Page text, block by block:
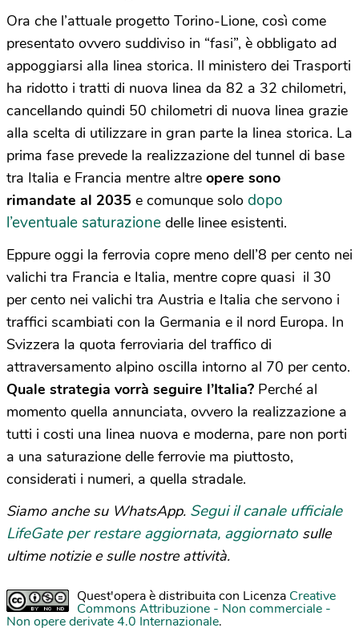
Ora che l’attuale progetto Torino-Lione, così come
presentato ovvero suddiviso in “fasi”, è obbligato ad
appoggiarsi alla linea storica. Il ministero dei Trasporti
ha ridotto i tratti di nuova linea da 82 a 32 chilometri,
cancellando quindi 50 chilometri di nuova linea grazie
alla scelta di utilizzare in gran parte la linea storica. La
prima fase prevede la realizzazione del tunnel di base
tra Italia e Francia mentre altre opere sono
rimandate al 2035 e comunque solo dopo
l’eventuale saturazione delle linee esistenti.
Eppure oggi la ferrovia copre meno dell’8 per cento nei
valichi tra Francia e Italia, mentre copre quasi il 30
per cento nei valichi tra Austria e Italia che servono i
traffici scambiati con la Germania e il nord Europa. In
Svizzera la quota ferroviaria del traffico di
attraversamento alpino oscilla intorno al 70 per cento.
Quale strategia vorrà seguire l’Italia? Perché al
momento quella annunciata, ovvero la realizzazione a
tutti i costi una linea nuova e moderna, pare non porti
a una saturazione delle ferrovie ma piuttosto,
considerati i numeri, a quella stradale.
Siamo anche su WhatsApp. Segui il canale ufficiale
LifeGate per restare aggiornata, aggiornato sulle
ultime notizie e sulle nostre attività.
Quest'opera è distribuita con Licenza Creative
Commons Attribuzione - Non commerciale -
Non opere derivate 4.0 Internazionale.